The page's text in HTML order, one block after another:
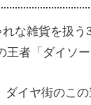
れな雑貨を扱う
者「ダイソー
イヤ街のこ